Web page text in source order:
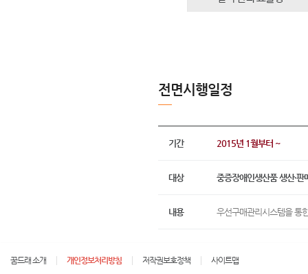
전면시행일정
기간 2015년 1월부터 ~
대상 중증장애인생산품 생산·판
내용 우선구매관리시스템을 통
꿈드래 소개 개인정보처리방침 저작권보호정책 사이트맵